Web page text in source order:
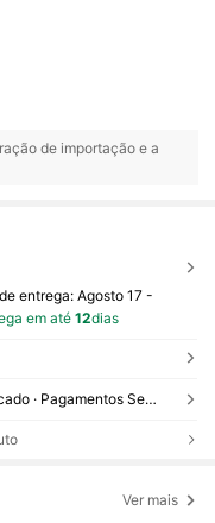
de importação e a
entrega: Agosto 17 -
em até 12dias
Reenviar se o item estiver perdido/danificado · Pagamentos Seguros · Proteção de privacidade
Ver mais